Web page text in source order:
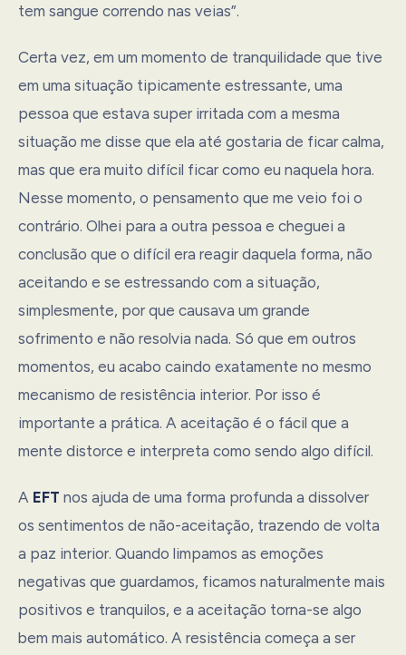
tem sangue correndo nas veias”.
Certa vez, em um momento de tranquilidade que tive
em uma situação tipicamente estressante, uma
pessoa que estava super irritada com a mesma
situação me disse que ela até gostaria de ficar calma,
mas que era muito difícil ficar como eu naquela hora.
Nesse momento, o pensamento que me veio foi o
contrário. Olhei para a outra pessoa e cheguei a
conclusão que o difícil era reagir daquela forma, não
aceitando e se estressando com a situação,
simplesmente, por que causava um grande
sofrimento e não resolvia nada. Só que em outros
momentos, eu acabo caindo exatamente no mesmo
mecanismo de resistência interior. Por isso é
importante a prática. A aceitação é o fácil que a
mente distorce e interpreta como sendo algo difícil.
A EFT nos ajuda de uma forma profunda a dissolver
os sentimentos de não-aceitação, trazendo de volta
a paz interior. Quando limpamos as emoções
negativas que guardamos, ficamos naturalmente mais
positivos e tranquilos, e a aceitação torna-se algo
bem mais automático. A resistência começa a ser